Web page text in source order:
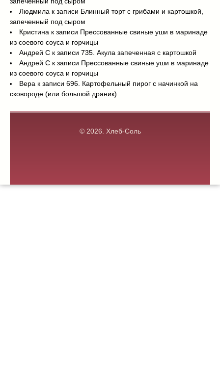
Людмила к записи Блинный торт с грибами и картошкой,
запеченный под сыром
Кристина к записи Прессованные свиные уши в маринаде
из соевого соуса и горчицы
Андрей С к записи 735. Акула запеченная с картошкой
Андрей С к записи Прессованные свиные уши в маринаде
из соевого соуса и горчицы
Вера к записи 696. Картофельный пирог с начинкой на
сковороде (или большой драник)
© 2026. Хлеб-Соль